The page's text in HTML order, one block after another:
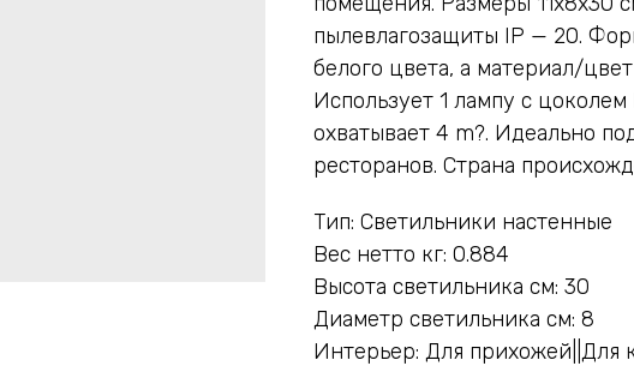
пылевлагозащиты IP — 20.
белого цвета, а материал/
Использует 1 лампу с
охватывает 4 m?. Идеально
ресторанов. Страна
Тип: Светильники настенные
Вес нетто кг: 0.884
Высота светильника см: 30
Диаметр светильника см: 8
Интерьер: Для прихожей||Для